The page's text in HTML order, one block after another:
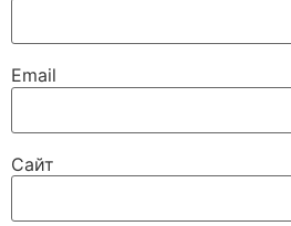
Email
Сайт